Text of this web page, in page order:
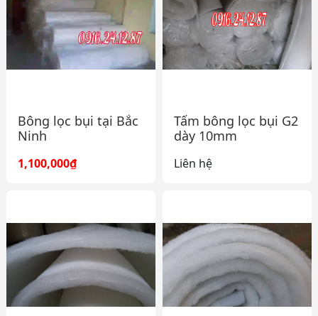
Bông lọc bụi tại Bắc
Ninh
1,100,000₫
Tấm bông lọc bụi G2
dày 10mm
Liên hệ